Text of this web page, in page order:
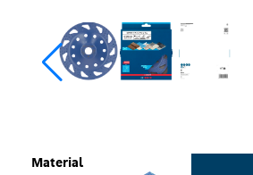
Material